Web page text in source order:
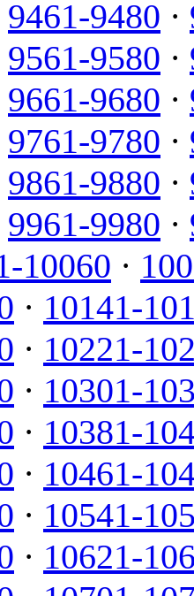
9461-9480 ·
9561-9580 ·
9661-9680 ·
9761-9780 ·
9861-9880 ·
9961-9980 ·
10060 ·
· 10141-
· 10221-
· 10301-
· 10381-
· 10461-
· 10541-
· 10621-